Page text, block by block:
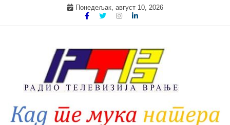
Понедељак, август 10, 2026